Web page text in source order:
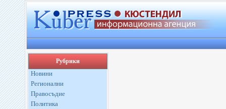
Рубрики
Новини
Регионални
Правосъдие
Политика